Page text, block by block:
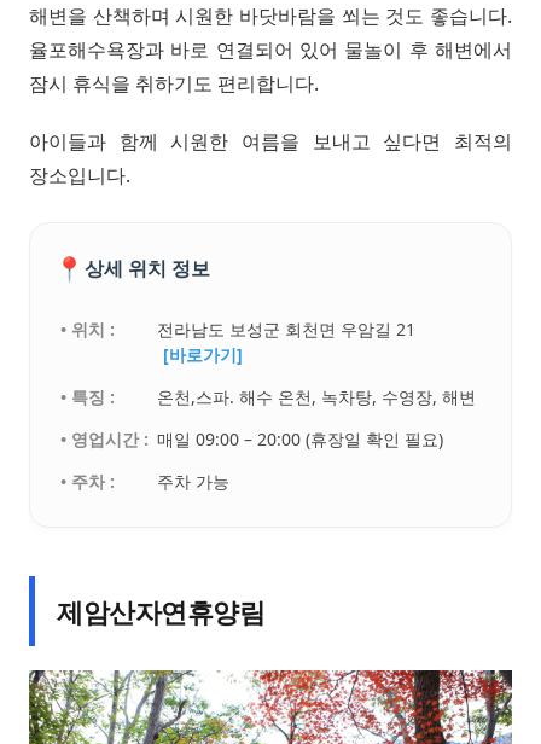
해변을 산책하며 시원한 바닷바람을 쐬는 것도 좋습니다.
율포해수욕장과 바로 연결되어 있어 물놀이 후 해변에서
잠시 휴식을 취하기도 편리합니다.
아이들과 함께 시원한 여름을 보내고 싶다면 최적의
장소입니다.
📍 상세 위치 정보
• 위치 :
전라남도 보성군 회천면 우암길 21
[바로가기]
• 특징 :
온천,스파. 해수 온천, 녹차탕, 수영장, 해변
• 영업시간 : 매일 09:00 – 20:00 (휴장일 확인 필요)
• 주차 :
주차 가능
제암산자연휴양림